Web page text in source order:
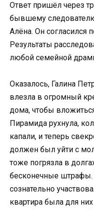
Ответ пришёл через
бывшему
Алёна. Он согласился
Результаты
любой семейной
Оказалось, Галина
влезла в огромный
дома, чтобы
Пирамида рухнула,
капали, и теперь
должен был уйти с
тоже погрязла в
бесконечные штрафы.
сознательно
квартира была для